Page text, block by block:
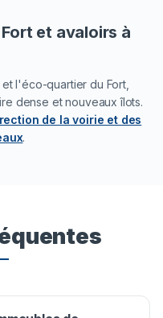
et avaloirs à
l'éco-quartier du Fort,
dense et nouveaux îlots.
de la voirie et des
.